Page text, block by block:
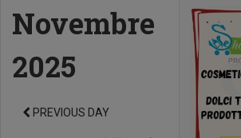
Novembre
2025
PREVIOUS DAY